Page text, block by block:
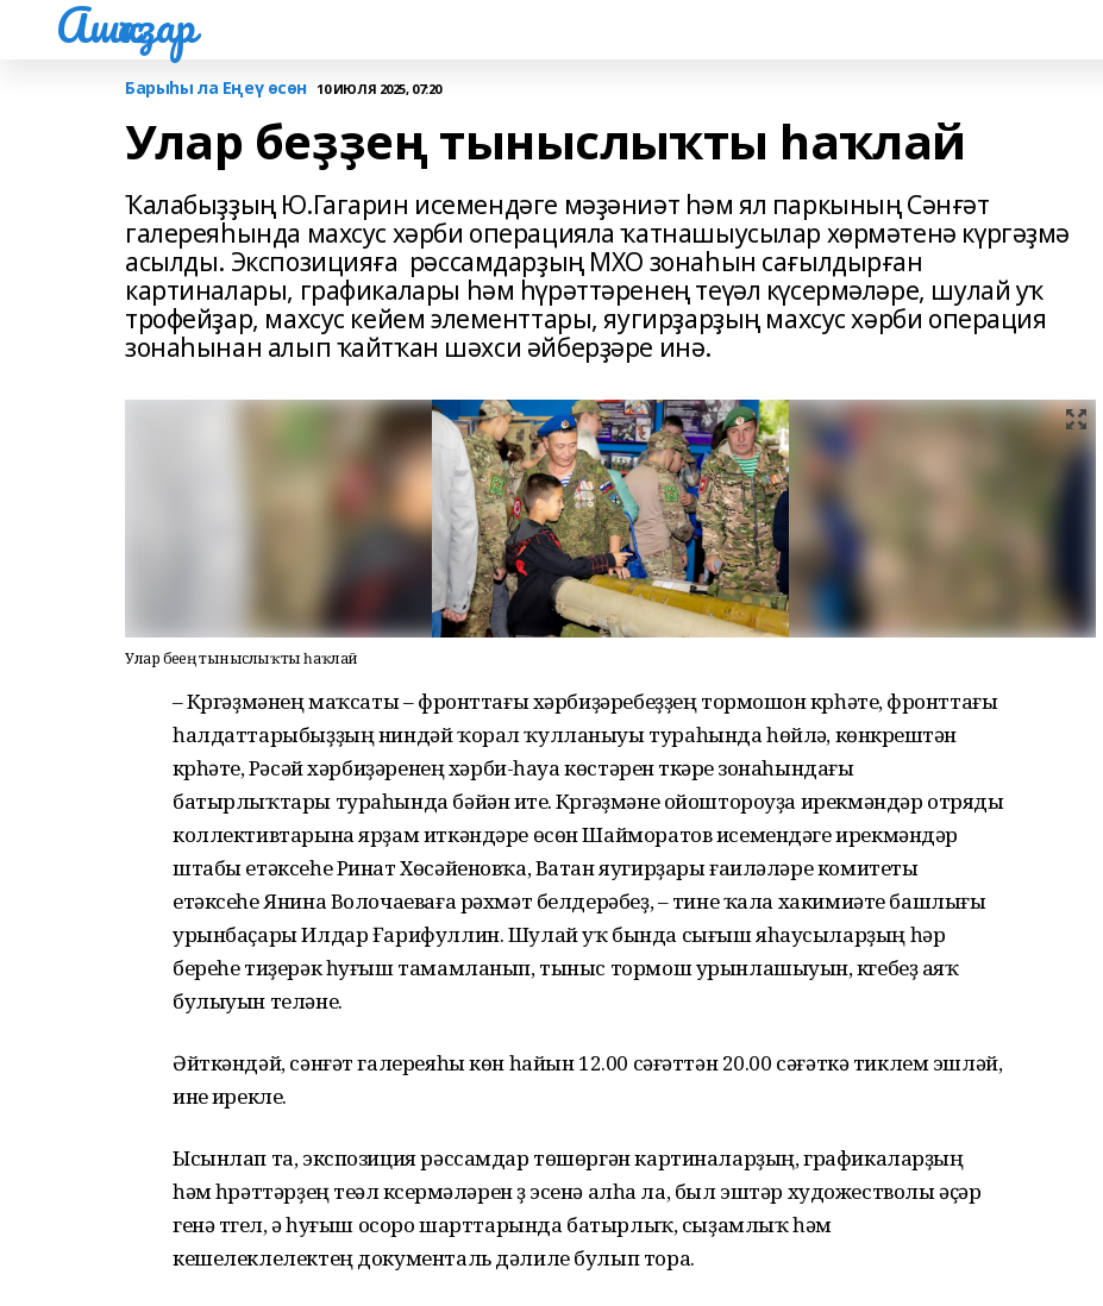
Ашҡаҙар
Барыһы ла Еңеү өсөн 10 ИЮЛЯ 2025, 07:20
Улар беҙҙең тыныслыҡты һаҡлай
Ҡалабыҙҙың Ю.Гагарин исемендәге мәҙәниәт һәм ял паркының Сәнғәт
галереяһында махсус хәрби операцияла ҡатнашыусылар хөрмәтенә күргәҙмә
асылды. Экспозицияға рәссамдарҙың МХО зонаһын сағылдырған
картиналары, графикалары һәм һүрәттәренең теүәл күсермәләре, шулай уҡ
трофейҙар, махсус кейем элементтары, яугирҙарҙың махсус хәрби операция
зонаһынан алып ҡайтҡан шәхси әйберҙәре инә.
Улар беҙҙең тыныслыҡты һаҡлай
– Күргәҙмәнең маҡсаты – фронттағы хәрбиҙәребеҙҙең тормошон күрһәтеү, фронттағы
һалдаттарыбыҙҙың ниндәй ҡорал ҡулланыуы тураһында һөйләү, көнкүрештән
күрһәтеү, Рәсәй хәрбиҙәренең хәрби-һауа көстәрен үткәреү зонаһындағы
батырлыҡтары тураһында бәйән итеү. Күргәҙмәне ойоштороуҙа ирекмәндәр отряды
коллективтарына ярҙам иткәндәре өсөн Шайморатов исемендәге ирекмәндәр
штабы етәксеһе Ринат Хөсәйеновҡа, Ватан яугирҙары ғаиләләре комитеты
етәксеһе Янина Волочаеваға рәхмәт белдерәбеҙ, – тине ҡала хакимиәте башлығы
урынбаҫары Илдар Ғарифуллин. Шулай уҡ бында сығыш яһаусыларҙың һәр
береһе тиҙерәк һуғыш тамамланып, тыныс тормош урынлашыуын, күгебеҙ аяҡ
булыуын теләне.
Әйткәндәй, сәнғәт галереяһы көн һайын 12.00 сәғәттән 20.00 сәғәткә тиклем эшләй,
инеү ирекле.
Ысынлап та, экспозиция рәссамдар төшөргән картиналарҙың, графикаларҙың
һәм һүрәттәрҙең теүәл күсермәләрен үҙ эсенә алһа ла, был эштәр художестволы әҫәр
генә түгел, ә һуғыш осоро шарттарында батырлыҡ, сыҙамлыҡ һәм
кешелеклелектең документаль дәлиле булып тора.